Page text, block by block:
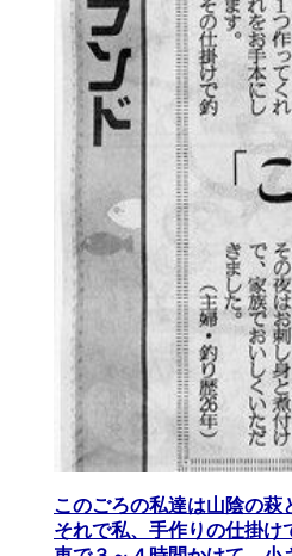
このごろの私達は山陰の萩
それで私、手作りの仕掛け